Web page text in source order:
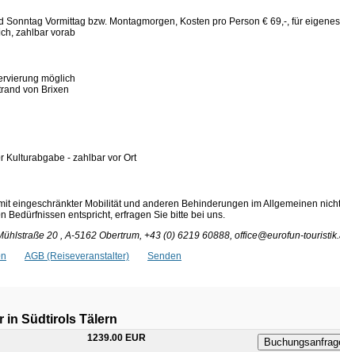
Vormittag bzw. Montagmorgen, Kosten pro Person € 69,-, für eigenes
zahlbar vorab
möglich
von Brixen
Kulturabgabe - zahlbar vor Ort
eingeschränkter Mobilität und anderen Behinderungen im Allgemeinen nicht
Bedürfnissen entspricht, erfragen Sie bitte bei uns.
20 , A-5162 Obertrum, +43 (0) 6219 60888, office@eurofun-
AGB (Reiseveranstalter) Senden
in Südtirols Tälern
1239.00 EUR